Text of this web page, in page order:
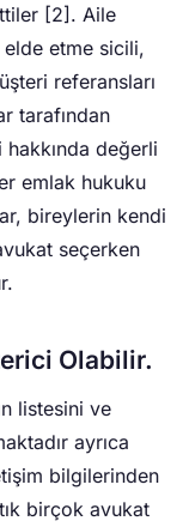
[2]. Aile
etme sicili,
referansları
tarafından
değerli
emlak hukuku
bireylerin kendi
seçerken
Olabilir.
listesini ve
ayrıca
bilgilerinden
birçok avukat